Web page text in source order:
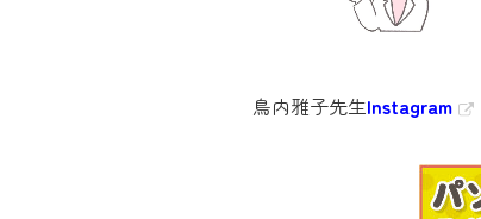
鳥内雅子先生Instagram